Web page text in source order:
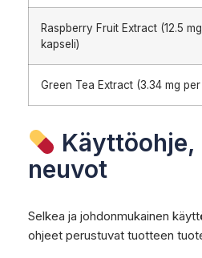
Raspberry Fruit Extract (12.5
kapseli)
Green Tea Extract (3.34 mg
neuvot
Selkea ja johdonmukainen
ohjeet perustuvat tuotteen